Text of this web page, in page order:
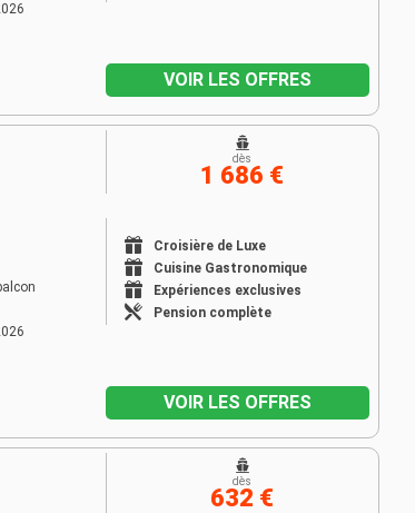
VOIR LES OFFRES
Croisière de Luxe
Cuisine Gastronomique
Expériences exclusives
Pension complète
dès
1 686 €
VOIR LES OFFRES
dès
632 €